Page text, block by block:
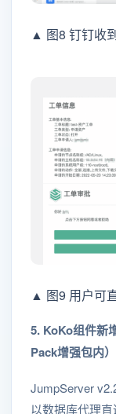
▲ 图8 钉钉收
▲ 图9 用户可
5. KoKo组件新
Pack增强包内）
JumpServer
以数据库代理